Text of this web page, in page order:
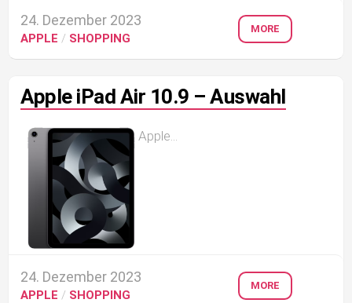
24. Dezember 2023
APPLE / SHOPPING
MORE
Apple iPad Air 10.9 – Auswahl
Apple...
24. Dezember 2023
APPLE / SHOPPING
MORE